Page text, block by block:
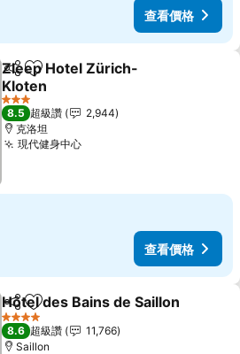
查看價格
分享 加入我的最愛
Zleep Hotel Zürich-
Kloten
查看價格
3 星級
8.5 超級讚
2,944
克洛坦
現代健身中心查看價格
查看價格
分享 加入我的最愛
Hôtel des Bains de Saillon
4 星級
8.6 超級讚
11,766
Saillon